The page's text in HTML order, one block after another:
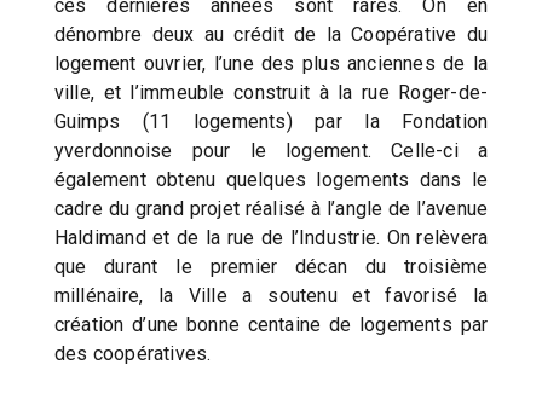
ces dernières années sont rares. On en
dénombre deux au crédit de la Coopérative du
logement ouvrier, l’une des plus anciennes de la
ville, et l’immeuble construit à la rue Roger-de-
Guimps (11 logements) par la Fondation
yverdonnoise pour le logement. Celle-ci a
également obtenu quelques logements dans le
cadre du grand projet réalisé à l’angle de l’avenue
Haldimand et de la rue de l’Industrie. On relèvera
que durant le premier décan du troisième
millénaire, la Ville a soutenu et favorisé la
création d’une bonne centaine de logements par
des coopératives.